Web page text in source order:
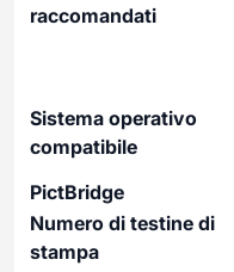
raccomandati
Sistema operativo
compatibile
PictBridge
Numero di testine di
stampa